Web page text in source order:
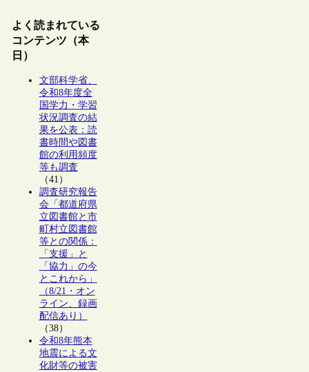
よく読まれている
コンテンツ（本
日）
文部科学省、
令和8年度全
国学力・学習
状況調査の結
果を公表：読
書時間や図書
館の利用頻度
等も調査
（41）
調査研究報告
会「都道府県
立図書館と市
町村立図書館
等との関係：
「支援」と
「協力」の今
とこれから」
（8/21・オン
ライン、録画
配信あり）
（38）
令和8年熊本
地震による文
化財等の被害